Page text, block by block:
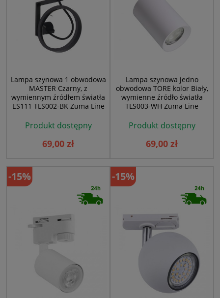
Lampa szynowa 1 obwodowa
MASTER Czarny, z
wymiennym źródłem światła
ES111 TLS002-BK Zuma Line
Produkt dostępny
69,00 zł
Lampa szynowa jedno
obwodowa TORE kolor Biały,
wymienne źródło światła
TLS003-WH Zuma Line
Produkt dostępny
69,00 zł
-15% -15%